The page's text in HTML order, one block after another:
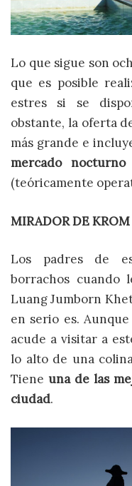
Lo que sigue son
que es posible
estres si se
obstante, la oferta
más grande e
mercado
(teóricamente
MIRADOR DE
Los padres de
borrachos cuando
Luang Jumborn
en serio es.
acude a visitar a
lo alto de una
Tiene una de las
ciudad.